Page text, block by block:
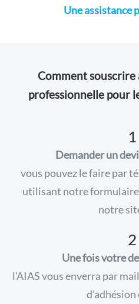
Une assistance
Comment souscrire
professionnelle pour
1
Demander un
vous pouvez le faire par
utilisant notre formulaire
notre
2
Une fois votre
l’AIAS vous enverra par